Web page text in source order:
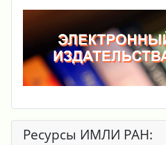
Ресурсы ИМЛИ РАН: